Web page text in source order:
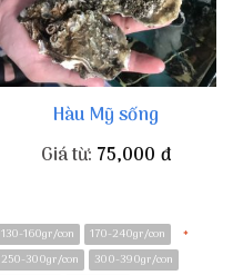
Hàu Mỹ sống
Giá từ: 75,000 đ
130-160gr/con
170-240gr/con
250-300gr/con
300-390gr/con
*